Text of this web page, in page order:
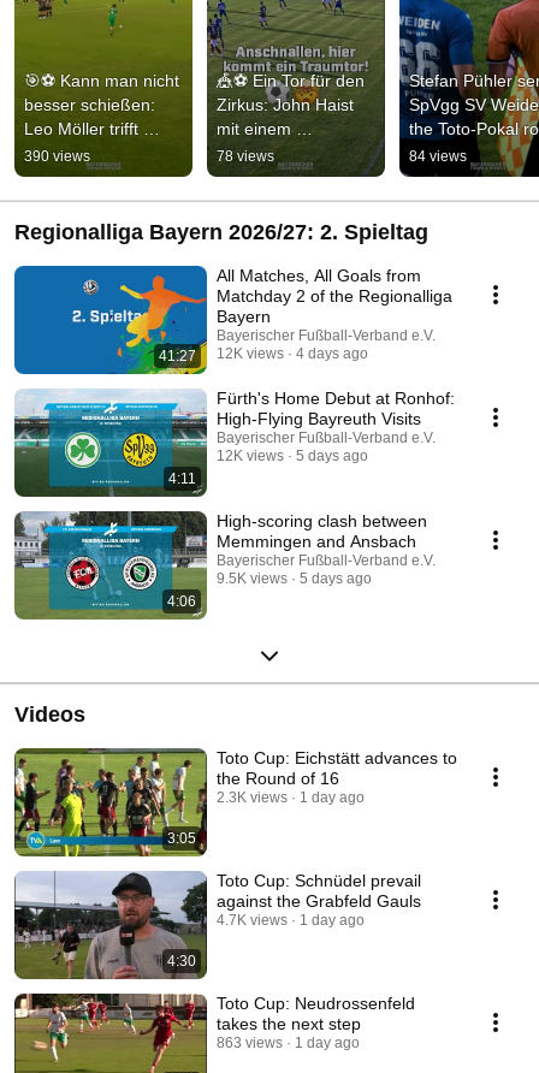
🎯⚽️ Kann man nicht
besser schießen:
Leo Möller trifft
traumhaft für die
U17 des TSV
Murnau! #fußball
390 views
🎪⚽️ Ein Tor für den
Zirkus: John Haist
mit einem
artistischen Treffer
für den TSV Dachau
1965! #bfv
78 views
Stefan Pühler
SpVgg SV
the Toto-Pokal
of 16! 🤯 #bfv
#totopokal
84 views
Regionalliga Bayern 2026/27: 2. Spieltag
41:27
All Matches, All Goals from
Matchday 2 of the Regionalliga
Bayern
Bayerischer Fußball-Verband e.V.
12K views
4 days ago
4:11
Fürth's Home Debut at Ronhof:
High-Flying Bayreuth Visits
Bayerischer Fußball-Verband e.V.
12K views
5 days ago
4:06
High-scoring clash between
Memmingen and Ansbach
Bayerischer Fußball-Verband e.V.
9.5K views
5 days ago
Videos
3:05
Toto Cup: Eichstätt advances to
the Round of 16
2.3K views 1 day ago
4:30
Toto Cup: Schnüdel prevail
against the Grabfeld Gauls
4.7K views 1 day ago
Toto Cup: Neudrossenfeld
takes the next step
863 views 1 day ago